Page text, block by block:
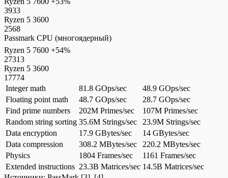
3933
Ryzen 5 3600
2568
Passmark CPU (многоядерный)
Ryzen 5 7600 +54%
27313
Ryzen 5 3600
17774
Integer math
81.8 GOps/sec
48.9 GOps/sec
Floating point math
48.7 GOps/sec
28.7 GOps/sec
Find prime numbers
202M Primes/sec
107M Primes/sec
Random string sorting 35.6M Strings/sec
23.9M Strings/sec
Data encryption
17.9 GBytes/sec
14 GBytes/sec
Data compression
308.2 MBytes/sec
220.2 MBytes/sec
Physics
1804 Frames/sec
1161 Frames/sec
Extended instructions 23.3B Matrices/sec 14.5B Matrices/sec